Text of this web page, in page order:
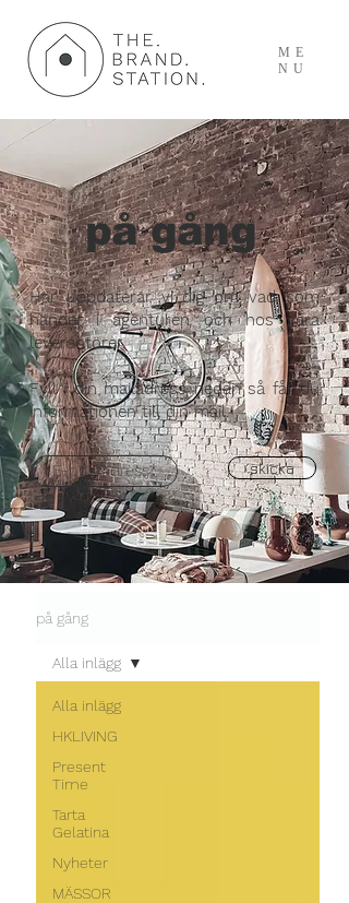
ME
NU
på gång
Här uppdaterar vi dig om vad som
händer i agenturen och hos våra
leverantörer.
Fyll i din mailadress nedan så får du
informationen till din mail.
skicka
på gång
Alla inlägg
HKLIVING
Present
Time
Tarta
Gelatina
Nyheter
MÄSSOR
Alla inlägg